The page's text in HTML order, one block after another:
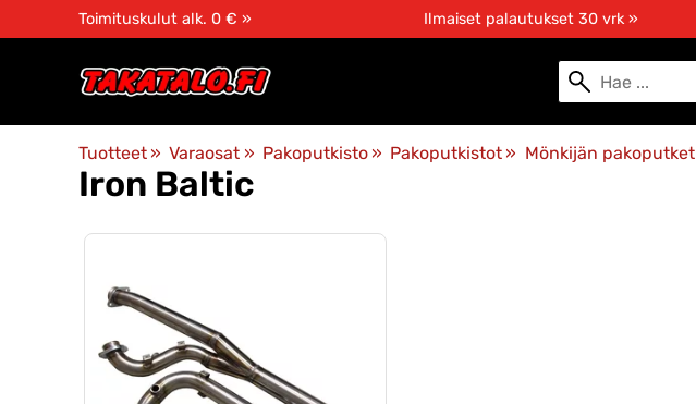
Toimituskulut alk. 0 € » Ilmaiset palautukset 30 vrk »
Tuotteet ‪» Varaosat ‪» Pakoputkisto ‪» Pakoputkistot ‪» Mönkijän pakoputket
Iron Baltic